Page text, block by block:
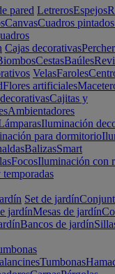
pared LetrerosEspejos
CanvasCuadros
Cajas decorativas
CestasBaúles
VelasFaroles
Flores artificiales
Cajitas y
Ambientadores
Iluminación
para dormitorio
BalizasSmart
FocosIluminación con
Set de jardín
jardínMesas de jardín
Bancos de jardín
Tumbonas